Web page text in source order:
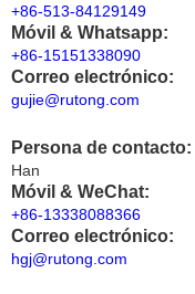
+86-513-84129149
Móvil & Whatsapp:
+86-15151338090
Correo electrónico:
gujie@rutong.com
Persona de contacto:
Han
Móvil & WeChat:
+86-13338088366
Correo electrónico:
hgj@rutong.com